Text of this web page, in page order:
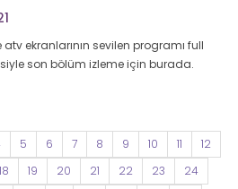
atv ekranlarının sevilen programı full
son bölüm izleme için burada.
5 6 7 8 9 10 11
12
18 19 20 21 22 23
24